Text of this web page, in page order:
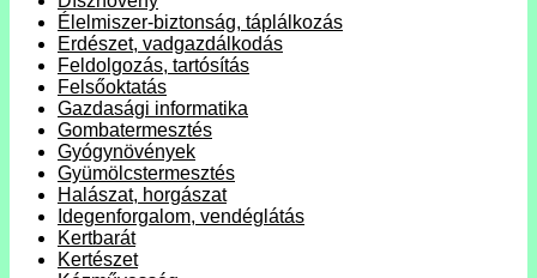
Élelmiszer-biztonság, táplálkozás
Erdészet, vadgazdálkodás
Feldolgozás, tartósítás
Felsőoktatás
Gazdasági informatika
Gombatermesztés
Gyógynövények
Gyümölcstermesztés
Halászat, horgászat
Idegenforgalom, vendéglátás
Kertbarát
Kertészet